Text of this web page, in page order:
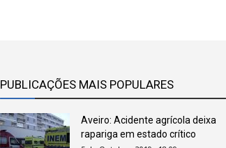
PUBLICAÇÕES MAIS POPULARES
Aveiro: Acidente agrícola deixa
rapariga em estado crítico